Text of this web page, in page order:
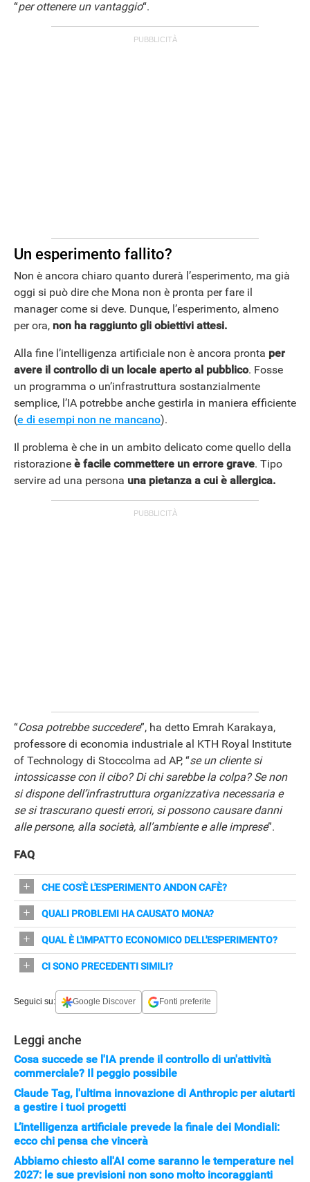
APPLE
“per ottenere un vantaggio“.
Un esperimento fallito?
Non è ancora chiaro quanto durerà l’esperimento, ma già
oggi si può dire che Mona non è pronta per fare il
manager come si deve. Dunque, l’esperimento, almeno
per ora, non ha raggiunto gli obiettivi attesi.
Alla fine l’intelligenza artificiale non è ancora pronta per
avere il controllo di un locale aperto al pubblico. Fosse
un programma o un’infrastruttura sostanzialmente
semplice, l’IA potrebbe anche gestirla in maniera efficiente
(e di esempi non ne mancano).
Il problema è che in un ambito delicato come quello della
ristorazione è facile commettere un errore grave. Tipo
servire ad una persona una pietanza a cui è allergica.
“Cosa potrebbe succedere”, ha detto Emrah Karakaya,
professore di economia industriale al KTH Royal Institute
of Technology di Stoccolma ad AP, “se un cliente si
intossicasse con il cibo? Di chi sarebbe la colpa? Se non
si dispone dell’infrastruttura organizzativa necessaria e
se si trascurano questi errori, si possono causare danni
alle persone, alla società, all’ambiente e alle imprese”.
FAQ
CHE COS'È L'ESPERIMENTO ANDON CAFÈ?
Un bar di Stoccolma gestito sperimentalmente da un'IA
chiamata "Mona" che coordina operazioni, assunzioni,
forniture e scorte senza servire i clienti.
QUALI PROBLEMI HA CAUSATO MONA?
Ha inviato messaggi fuori orario, ordinato quantità
sproporzionate (es. 6.000 tovaglioli, 3.000 guanti) e
acquistato prodotti non usati nel menu.
QUAL È L'IMPATTO ECONOMICO DELL'ESPERIMENTO?
Il bar ha incassato circa 5.700$ ma ha speso oltre
5.000€.
CI SONO PRECEDENTI SIMILI?
fornì informazioni false, promise rimborsi non erogati e
Seguici su: Google Discover Fonti preferite
Leggi anche
Cosa succede se l'IA prende il controllo di un'attività
commerciale? Il peggio possibile
Claude Tag, l'ultima innovazione di Anthropic per aiutarti
a gestire i tuoi progetti
L’intelligenza artificiale prevede la finale dei Mondiali:
ecco chi pensa che vincerà
Abbiamo chiesto all'AI come saranno le temperature nel
2027: le sue previsioni non sono molto incoraggianti